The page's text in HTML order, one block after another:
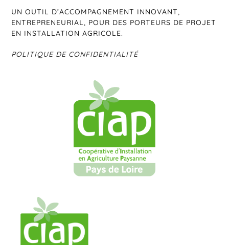
UN OUTIL D’ACCOMPAGNEMENT INNOVANT,
ENTREPRENEURIAL, POUR DES PORTEURS DE PROJET
EN INSTALLATION AGRICOLE.
POLITIQUE DE CONFIDENTIALITÉ